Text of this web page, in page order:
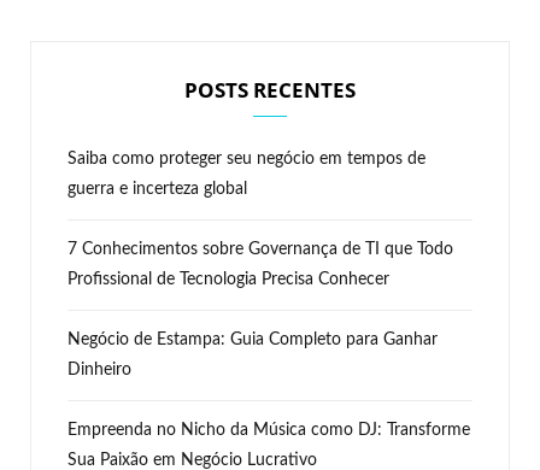
POSTS RECENTES
Saiba como proteger seu negócio em tempos de
guerra e incerteza global
7 Conhecimentos sobre Governança de TI que Todo
Profissional de Tecnologia Precisa Conhecer
Negócio de Estampa: Guia Completo para Ganhar
Dinheiro
Empreenda no Nicho da Música como DJ: Transforme
Sua Paixão em Negócio Lucrativo